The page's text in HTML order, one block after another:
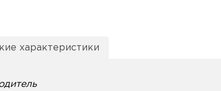
характеристики